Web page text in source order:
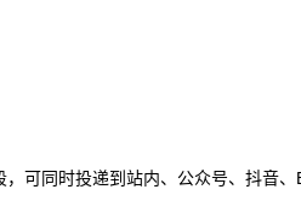
，可同时投递到站内、公众号、抖音